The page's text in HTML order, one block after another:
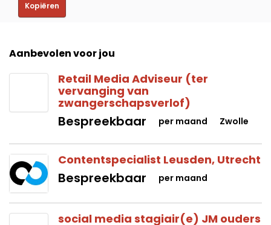
Kopiëren
Aanbevolen voor jou
Retail Media Adviseur (ter
vervanging van
zwangerschapsverlof)
Bespreekbaar per maand Zwolle
Contentspecialist Leusden, Utrecht
Bespreekbaar per maand
social media stagiair(e) JM ouders